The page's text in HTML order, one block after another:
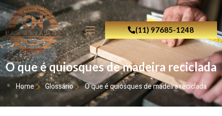
(11) 97685-1248
O que é quiosques de madeira reciclada
Home Glossário O que é quiosques de madeira reciclada